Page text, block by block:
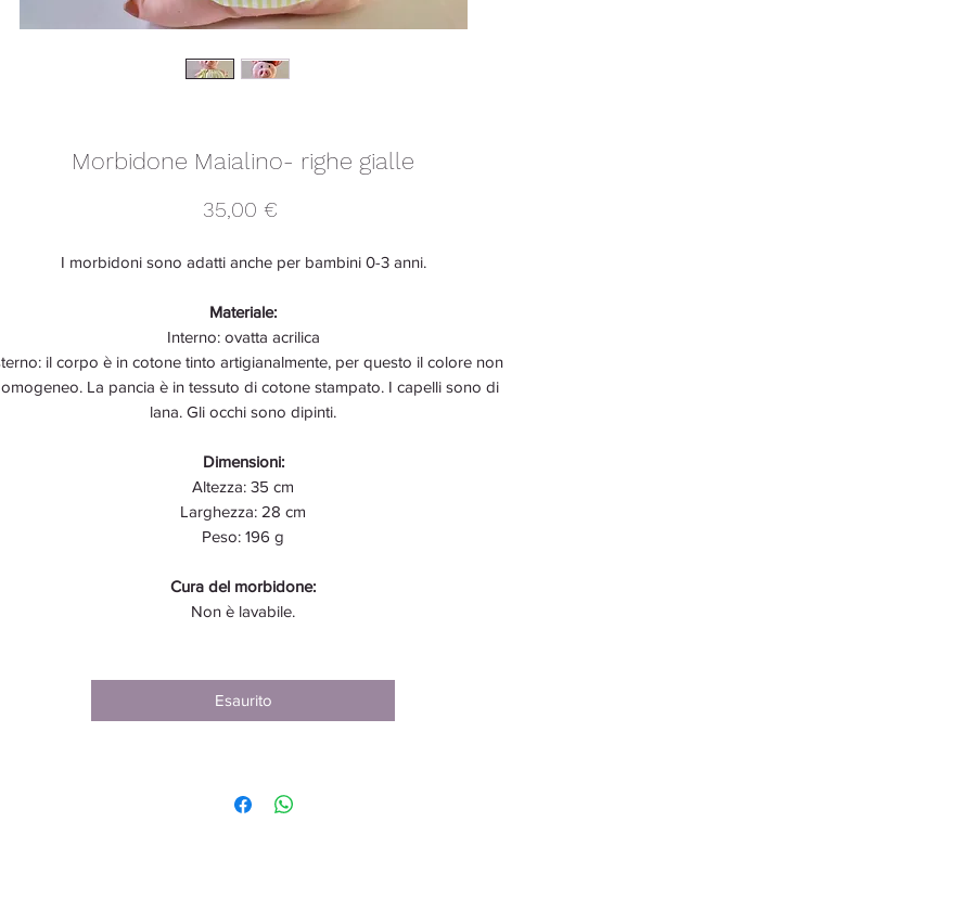
Morbidone Maialino- righe gialle
35,00 €
I morbidoni sono adatti anche per bambini 0-3 anni.
Materiale:
Interno: ovatta acrilica
il corpo è in cotone tinto artigianalmente, per questo il colore non
La pancia è in tessuto di cotone stampato. I capelli sono di
lana. Gli occhi sono dipinti.
Dimensioni:
Altezza: 35 cm
Larghezza: 28 cm
Peso: 196 g
Cura del morbidone:
Non è lavabile.
Esaurito